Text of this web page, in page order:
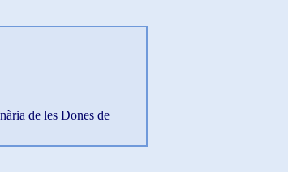
de les Dones de